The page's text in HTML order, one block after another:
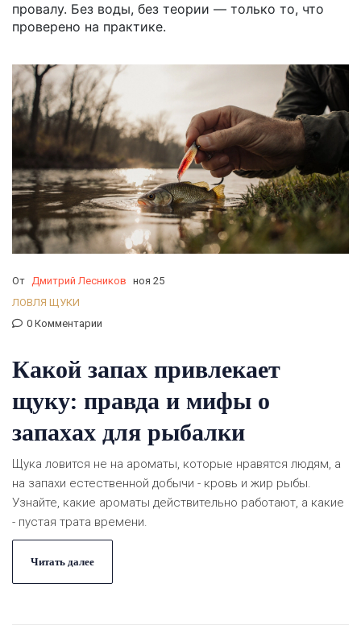
провалу. Без воды, без теории — только то, что
проверено на практике.
От Дмитрий Лесников ноя 25
ЛОВЛЯ ЩУКИ
0 Комментарии
Какой запах привлекает
щуку: правда и мифы о
запахах для рыбалки
Щука ловится не на ароматы, которые нравятся людям, а
на запахи естественной добычи - кровь и жир рыбы.
Узнайте, какие ароматы действительно работают, а какие
- пустая трата времени.
Читать далее